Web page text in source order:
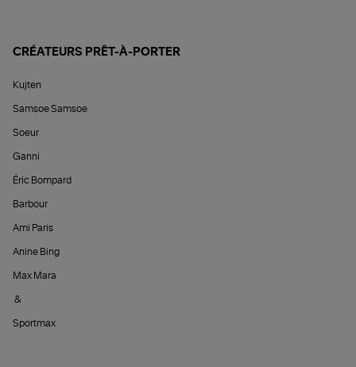
CRÉATEURS PRÊT-À-PORTER
Kujten
Samsoe Samsoe
Soeur
Ganni
Éric Bompard
Barbour
Ami Paris
Anine Bing
Max Mara
&
Sportmax